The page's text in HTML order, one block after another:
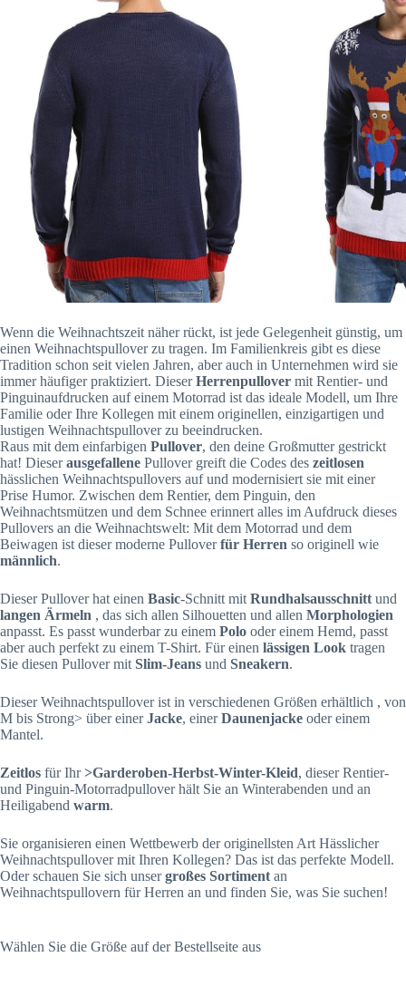
Wenn die Weihnachtszeit näher rückt, ist jede Gelegenheit günstig, um
einen Weihnachtspullover zu tragen. Im Familienkreis gibt es diese
Tradition schon seit vielen Jahren, aber auch in Unternehmen wird sie
immer häufiger praktiziert. DieserHerrenpullover mit Rentier- und
Pinguinaufdrucken auf einem Motorrad ist das ideale Modell, um Ihre
Familie oder Ihre Kollegen mit einem originellen, einzigartigen und
lustigen Weihnachtspullover zu beeindrucken.
Raus mit dem einfarbigen Pullover, den deine Großmutter gestrickt
hat! Dieserausgefallene Pullover greift die Codes des zeitlosen
hässlichen Weihnachtspullovers auf und modernisiert sie mit einer
Prise Humor. Zwischen dem Rentier, dem Pinguin, den
Weihnachtsmützen und dem Schnee erinnert alles im Aufdruck dieses
Pullovers an die Weihnachtswelt: Mit dem Motorrad und dem
Beiwagen ist dieser moderne Pulloverfür Herren so originell wie
männlich.
Dieser Pullover hat einen Basic-Schnitt mit Rundhalsausschnitt und
langen Ärmeln , das sich allen Silhouetten und allen Morphologien
anpasst. Es passt wunderbar zu einem Polo oder einem Hemd, passt
aber auch perfekt zu einem T-Shirt. Für einen lässigen Look tragen
Sie diesen Pullover mit Slim-Jeans und Sneakern.
Dieser Weihnachtspullover ist in verschiedenen Größen erhältlich , von
M bis Strong> über einerJacke, einerDaunenjacke oder einem
Mantel.
Zeitlos für Ihr>Garderoben-Herbst-Winter-Kleid, dieser Rentier-
und Pinguin-Motorradpullover hält Sie an Winterabenden und an
Heiligabend warm.
Sie organisieren einen Wettbewerb der originellsten Art Hässlicher
Weihnachtspullover mit Ihren Kollegen? Das ist das perfekte Modell.
Oder schauen Sie sich unsergroßes Sortiment an
Weihnachtspullovern für Herren an und finden Sie, was Sie suchen!
Wählen Sie die Größe auf der Bestellseite aus